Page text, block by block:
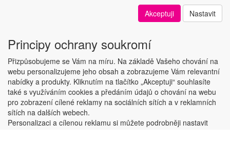
Copyright © ABRA Software a.s. 2018
Akceptuji Nastavit
Principy ochrany soukromí
Přizpůsobujeme se Vám na míru. Na základě Vašeho chování na
webu personalizujeme jeho obsah a zobrazujeme Vám relevantní
nabídky a produkty. Kliknutím na tlačítko „Akceptuji“ souhlasíte
také s využíváním cookies a předáním údajů o chování na webu
pro zobrazení cílené reklamy na sociálních sítích a v reklamních
sítích na dalších webech.
Personalizaci a cílenou reklamu si můžete podrobněji nastavit